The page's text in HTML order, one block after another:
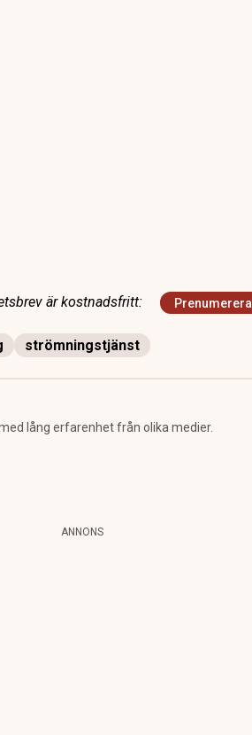
är kostnadsfritt: Prenumerera
strömningstjänst
lång erfarenhet från olika medier.
ANNONS